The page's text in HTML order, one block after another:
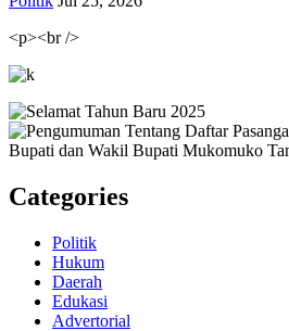
<p><br />
Categories
Politik
Hukum
Daerah
Edukasi
Advertorial